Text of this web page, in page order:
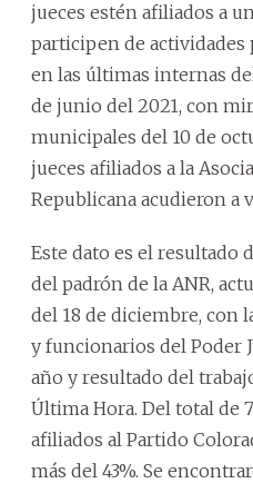
jueces estén afiliados a
participen de actividades
en las últimas internas
de junio del 2021, con
municipales del 10 de
jueces afiliados a la
Republicana acudieron a
Este dato es el resultado
del padrón de la ANR,
del 18 de diciembre, con
y funcionarios del Poder
año y resultado del
Última Hora. Del total de
afiliados al Partido
más del 43%. Se